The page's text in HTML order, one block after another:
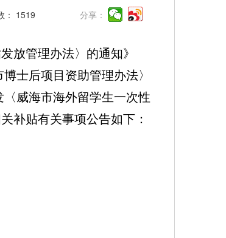
： 1519 分享：
放管理办法〉的通知》
士后项目资助管理办法〉
威海市海外留学生一次性
补贴有关事项公告如下：